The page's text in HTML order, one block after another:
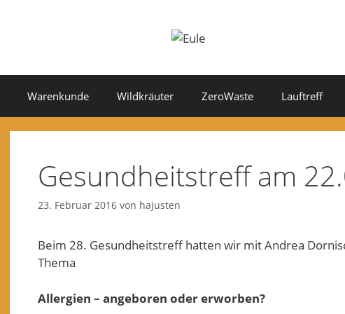
Warenkunde Wildkräuter ZeroWaste Lauftreff
Gesundheitstreff am
23. Februar 2016 von hajusten
Beim 28. Gesundheitstreff hatten wir mit Andrea
Thema
Allergien – angeboren oder erworben?